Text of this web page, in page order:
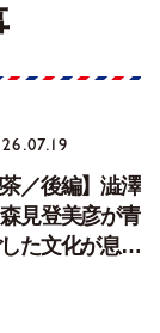
茶／後編】澁澤
見登美彦が青
た文化が息づ